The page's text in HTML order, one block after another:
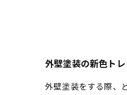
外壁塗装の新色ト
外壁塗装をする際、